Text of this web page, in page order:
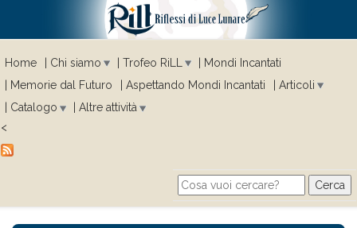
Home Chi siamo Trofeo RiLL
Mondi Incantati
Memorie dal Futuro
Aspettando Mondi Incantati
Articoli
Catalogo
Altre attività
<
Search form
Cerca